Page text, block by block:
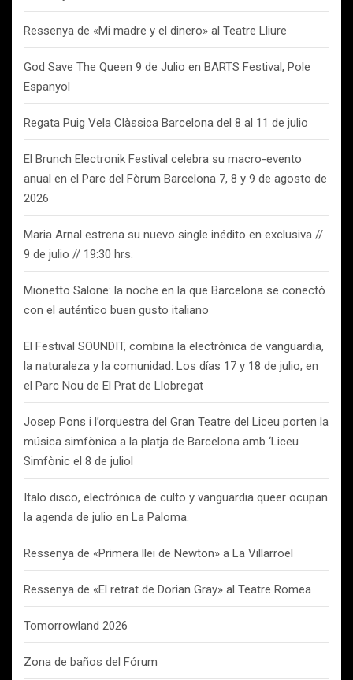
Ressenya de «Mi madre y el dinero» al Teatre Lliure
God Save The Queen 9 de Julio en BARTS Festival, Pole
Espanyol
Regata Puig Vela Clàssica Barcelona del 8 al 11 de julio
El Brunch Electronik Festival celebra su macro-evento
anual en el Parc del Fòrum Barcelona 7, 8 y 9 de agosto de
2026
Maria Arnal estrena su nuevo single inédito en exclusiva //
9 de julio // 19:30 hrs.
Mionetto Salone: la noche en la que Barcelona se conectó
con el auténtico buen gusto italiano
El Festival SOUNDIT, combina la electrónica de vanguardia,
la naturaleza y la comunidad. Los días 17 y 18 de julio, en
el Parc Nou de El Prat de Llobregat
Josep Pons i l’orquestra del Gran Teatre del Liceu porten la
música simfònica a la platja de Barcelona amb ‘Liceu
Simfònic el 8 de juliol
Italo disco, electrónica de culto y vanguardia queer ocupan
la agenda de julio en La Paloma.
Ressenya de «Primera llei de Newton» a La Villarroel
Ressenya de «El retrat de Dorian Gray» al Teatre Romea
Tomorrowland 2026
Zona de baños del Fórum